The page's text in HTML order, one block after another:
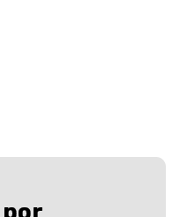
por